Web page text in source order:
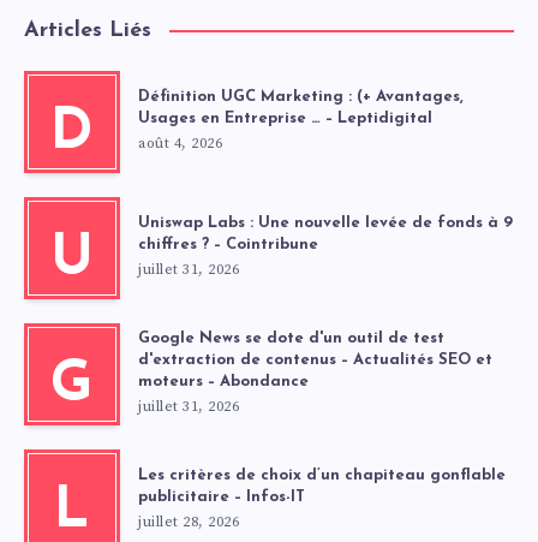
Articles Liés
D
Définition UGC Marketing : (+ Avantages,
Usages en Entreprise … – Leptidigital
août 4, 2026
U
Uniswap Labs : Une nouvelle levée de fonds à 9
chiffres ? – Cointribune
juillet 31, 2026
G
Google News se dote d'un outil de test
d'extraction de contenus – Actualités SEO et
moteurs – Abondance
juillet 31, 2026
L
Les critères de choix d’un chapiteau gonflable
publicitaire – Infos-IT
juillet 28, 2026